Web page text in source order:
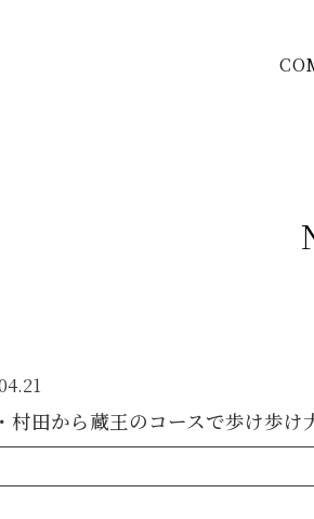
村田から蔵王のコースで歩け歩